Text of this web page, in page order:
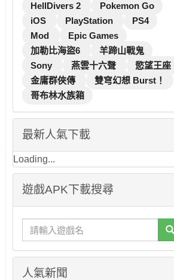
HellDivers 2
Pokemon Go
iOS
PlayStation
PS4
Mod
Epic Games
加勒比海盜6
羊蹄山戰鬼
Sony
燕雲十六聲
慾望王座
金庸群俠傳
雙穹幻想 Burst！
哥布林水族箱
最新人氣下載
Loading...
遊戲APK下載搜尋
人氣新聞